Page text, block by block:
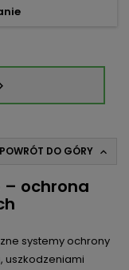
POWRÓT DO GÓRY 
– ochrona
systemy ochrony
uszkodzeniami